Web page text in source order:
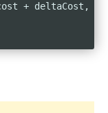
+ deltaCost,